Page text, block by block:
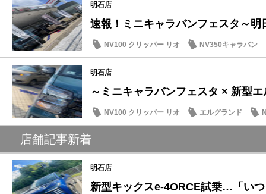
明石店
速報！ミニキャラバンフェスタ～明
NV100 クリッパー リオ
NV350キャラバン
イベント・フェア
明石店
～ミニキャラバンフェスタ × 新型
NV100 クリッパー リオ エルグランド
イベント・フェア
店舗記事新着
明石店
新型キックスe-4ORCE試乗…「い